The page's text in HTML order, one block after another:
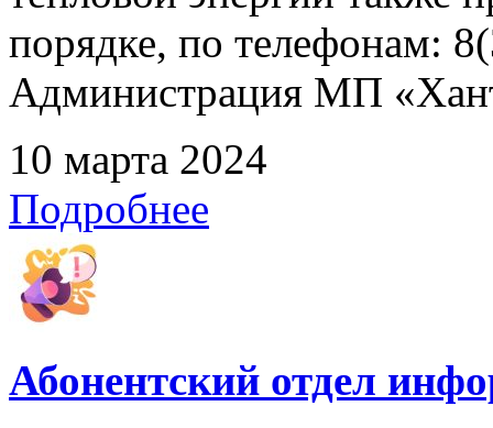
порядке, по телефонам:
Администрация МП
10 марта 2024
Подробнее
Абонентский отдел